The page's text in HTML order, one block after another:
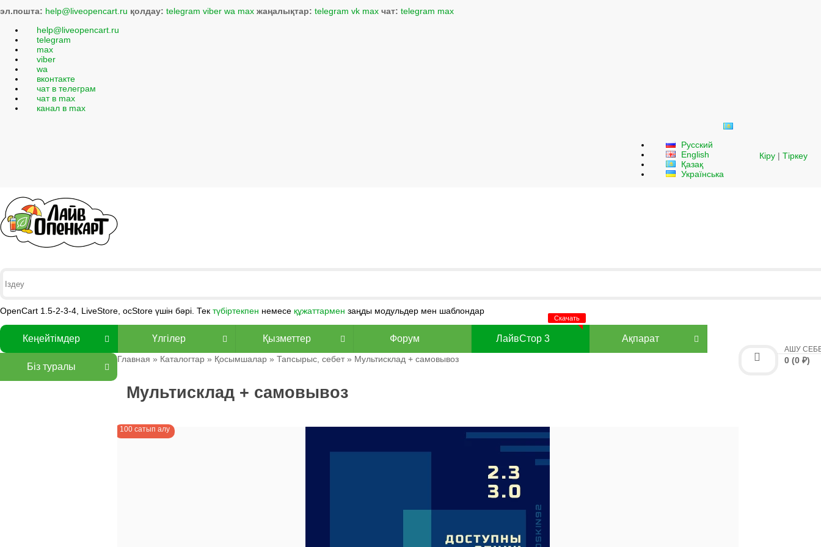
эл.пошта: help@liveopencart.ru қолдау: telegram viber wa max жаңалықтар: telegram vk max чат: telegram max
help@liveopencart.ru
telegram
max
viber
wa
вконтакте
чат в телеграм
чат в max
канал в max
Русский
English
Қазақ
Українська
Кіру | Тіркеу
OpenCart 1.5-2-3-4, LiveStore, ocStore үшін бәрі. Тек түбіртекпен немесе құжаттармен заңды модульдер мен шаблондар
АШУ
0 (0 ₽)
Кеңейтімдер Үлгілер Қызметтер Форум ЛайвСтор 3 Ақпарат
Біз туралы
Главная » Каталогтар» Қосымшалар» Тапсырыс, себет» Мультисклад + самовывоз
Мультисклад + самовывоз
100 сатып алу